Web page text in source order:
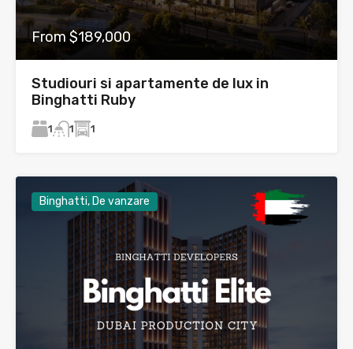
From $189,000
Studiouri si apartamente de lux in
Binghatti Ruby
1 1 1
Binghatti, De vanzare